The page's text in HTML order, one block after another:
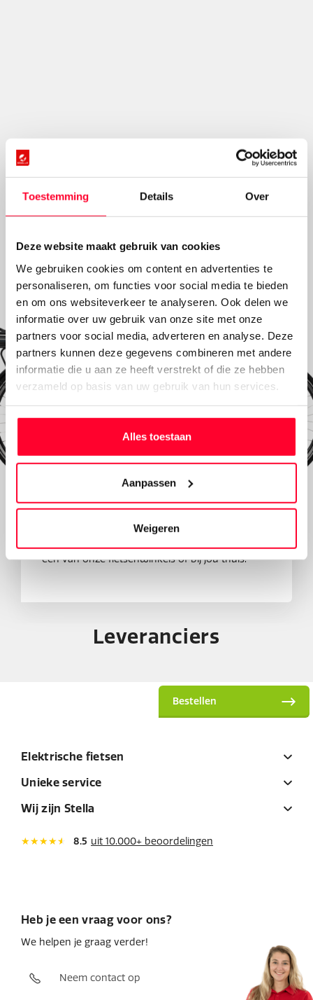
Toestemming Details Over
Deze website maakt gebruik van cookies
We gebruiken cookies om content en advertenties te
personaliseren, om functies voor social media te bieden
en om ons websiteverkeer te analyseren. Ook delen we
informatie over uw gebruik van onze site met onze
partners voor social media, adverteren en analyse. Deze
partners kunnen deze gegevens combineren met andere
informatie die u aan ze heeft verstrekt of die ze hebben
verzameld op basis van uw gebruik van hun services.
Alles toestaan
Aanpassen
Weigeren
De voorwielmotor is licht en makkelijk in gebruik
Natuurlijk fietsgevoel, 100% comfort
Is deze Livorno iets voor
Onze specialisten helpen je graag om de
perfecte e-bike voor jou te vinden. Wil je 'm
één van onze fietsenwinkels of bij jou thuis.
Leveranciers
Bestellen
Elektrische fietsen
Unieke service
Wij zijn Stella
Heb je een vraag voor ons?
We helpen je graag verder!
Neem contact op
8.5 uit 10.000+ beoordelingen